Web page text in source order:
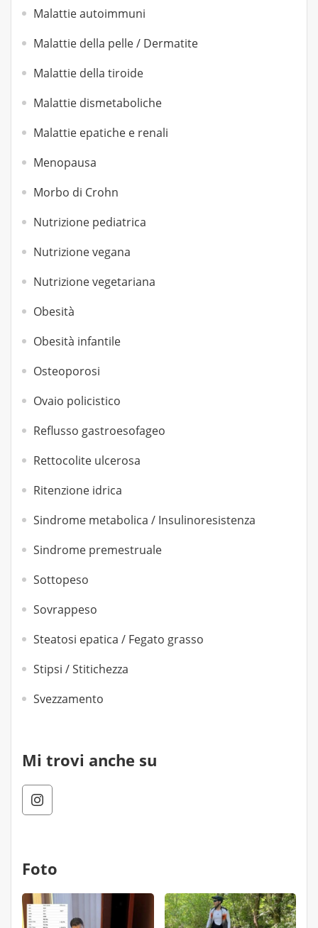
Malattie autoimmuni
Malattie della pelle / Dermatite
Malattie della tiroide
Malattie dismetaboliche
Malattie epatiche e renali
Menopausa
Morbo di Crohn
Nutrizione pediatrica
Nutrizione vegana
Nutrizione vegetariana
Obesità
Obesità infantile
Osteoporosi
Ovaio policistico
Reflusso gastroesofageo
Rettocolite ulcerosa
Ritenzione idrica
Sindrome metabolica / Insulinoresistenza
Sindrome premestruale
Sottopeso
Sovrappeso
Steatosi epatica / Fegato grasso
Stipsi / Stitichezza
Svezzamento
Mi trovi anche su
Foto